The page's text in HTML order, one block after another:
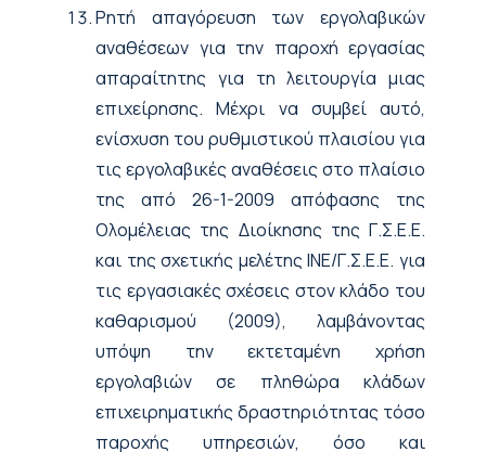
Ρητή απαγόρευση των εργολαβικών
αναθέσεων για την παροχή εργασίας
απαραίτητης για τη λειτουργία μιας
επιχείρησης. Μέχρι να συμβεί αυτό,
ενίσχυση του ρυθμιστικού πλαισίου για
τις εργολαβικές αναθέσεις στο πλαίσιο
της από 26-1-2009 απόφασης της
Ολομέλειας της Διοίκησης της Γ.Σ.Ε.Ε.
και της σχετικής μελέτης ΙΝΕ/Γ.Σ.Ε.Ε. για
τις εργασιακές σχέσεις στον κλάδο του
καθαρισμού (2009), λαμβάνοντας
υπόψη την εκτεταμένη χρήση
εργολαβιών σε πληθώρα κλάδων
επιχειρηματικής δραστηριότητας τόσο
παροχής υπηρεσιών, όσο και